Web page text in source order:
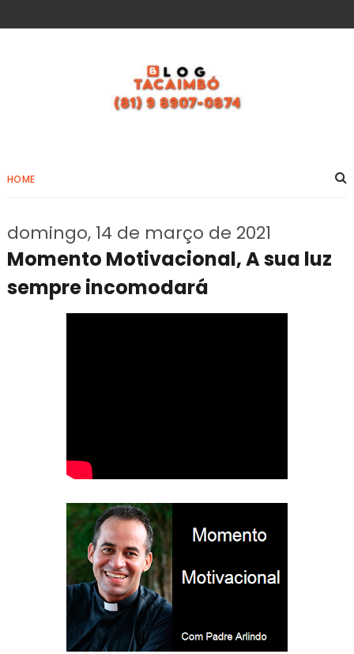
HOME
domingo, 14 de março de 2021
Momento Motivacional, A sua luz
sempre incomodará